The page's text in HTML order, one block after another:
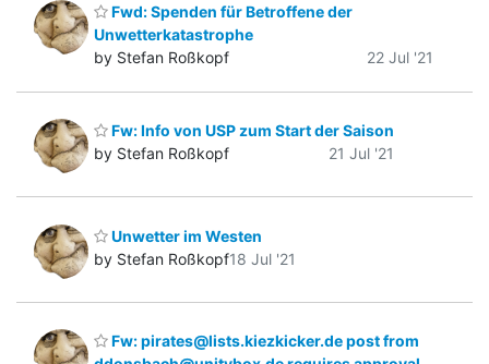
Fwd: Spenden für Betroffene der
Unwetterkatastrophe
by Stefan Roßkopf
22 Jul '21
Fw: Info von USP zum Start der Saison
by Stefan Roßkopf
21 Jul '21
Unwetter im Westen
by Stefan Roßkopf18 Jul '21
Fw: pirates@lists.kiezkicker.de post from